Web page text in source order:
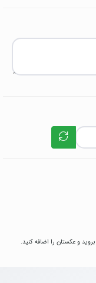
بروید و عکستان را اضافه کنید.